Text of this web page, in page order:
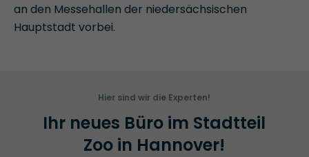
an den Messehallen der niedersächsischen
Hauptstadt vorbei.
Hier sind wir die Experten!
Ihr neues Büro im Stadtteil
Zoo in Hannover!